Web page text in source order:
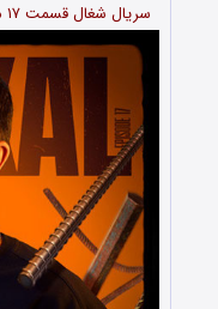
سریال شغال قسمت ۱۷ محصول ۱۴۰۴ به کارگردانی بهرنگ توفیقی